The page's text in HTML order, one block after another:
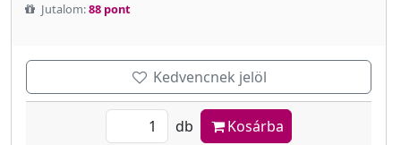
Jutalom:88 pont
Kedvencnek jelöl
db Kosárba